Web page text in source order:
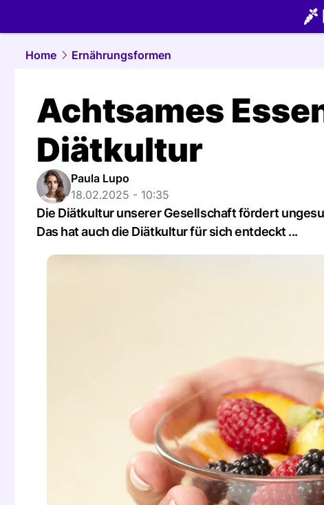
food.NAU.ch
Home
Ernährungsformen
Achtsames
Diätkultur
Paula Lupo
18.02.2025 - 10:35
Die Diätkultur unserer Gesellschaft fördert
Das hat auch die Diätkultur für sich entdeckt ...